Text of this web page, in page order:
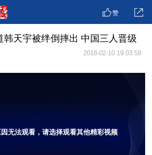
赞
韩天宇被绊倒摔出 中国三人晋级
2018-02-10 19:03:58
无法观看，请选择观看其他精彩视频